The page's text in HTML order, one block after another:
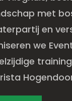
met
en
we